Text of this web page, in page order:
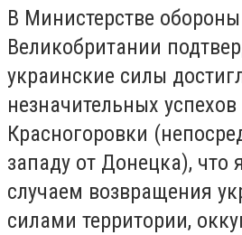
В Министерстве обороны
Великобритании
украинские силы
незначительных успехов
Красногоровки
западу от Донецка), что
случаем возвращения
силами территории,